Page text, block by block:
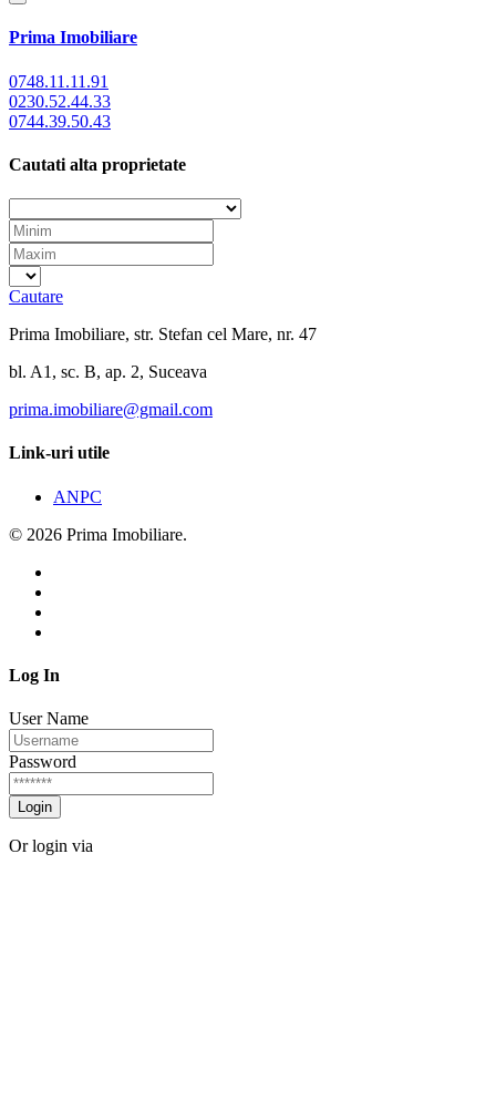
Prima Imobiliare
0748.11.11.91
0230.52.44.33
0744.39.50.43
Cautati alta proprietate
Cautare
Prima Imobiliare, str. Stefan cel Mare, nr. 47
bl. A1, sc. B, ap. 2, Suceava
prima.imobiliare@gmail.com
Link-uri utile
ANPC
© 2026 Prima Imobiliare.
Log In
User Name
Password
Login
Or login via